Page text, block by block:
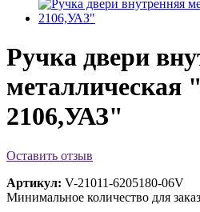
Ручка двери
металлическая
2106,УАЗ"
Оставить отзыв
Артикул: V-21011-6205180-06V
Минимальное количество для